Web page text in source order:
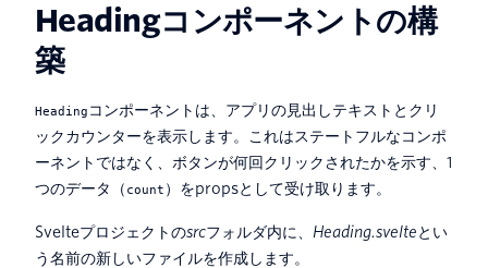
Headingコンポーネントの構
築
Heading コンポーネントは、アプリの見出しテキストとクリ
ックカウンターを表示します。これはステートフルなコンポ
ーネントではなく、ボタンが何回クリックされたかを示す、1
つのデータ（ count ）をpropsとして受け取ります。
Svelteプロジェクトのsrcフォルダ内に、 Heading.svelteとい
う名前の新しいファイルを作成します。